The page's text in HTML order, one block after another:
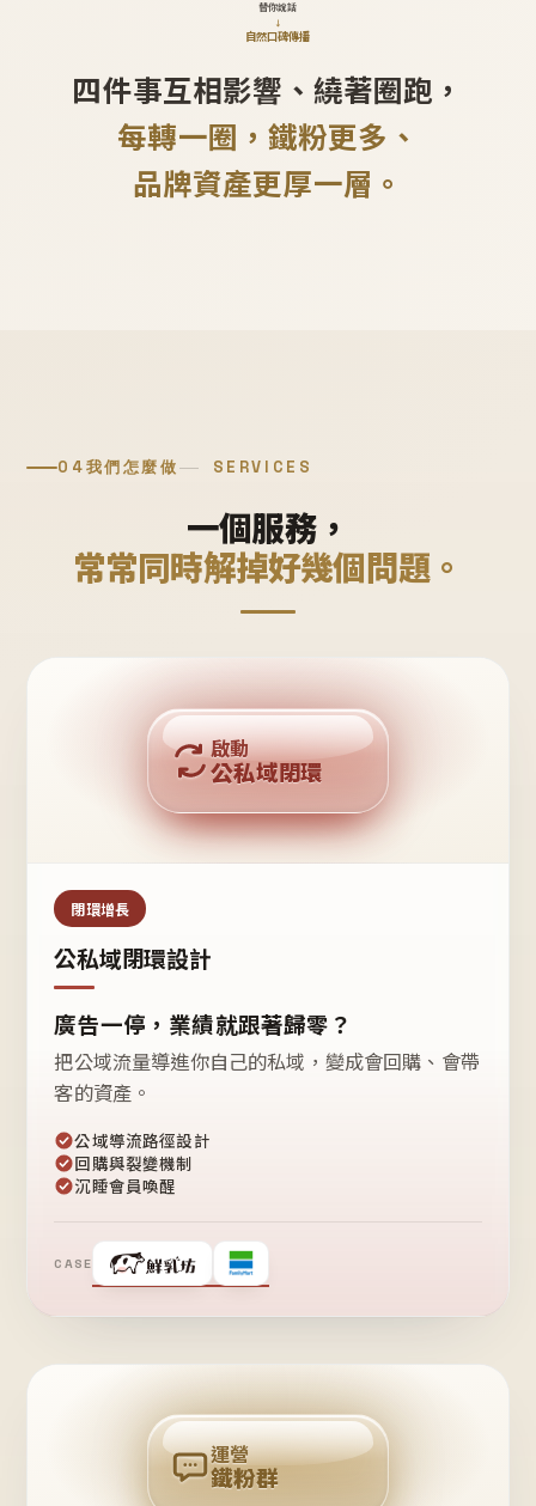
替你說話
↓
自然口碑傳播
四件事互相影響、繞著圈跑，
每轉一圈，鐵粉更多、
品牌資產更厚一層。
04我們怎麼做 SERVICES
一個服務，
常常同時解掉好幾個問題。
公域流量
私域鐵粉
回購複利
啟動
公私域閉環
閉環增長
公私域閉環設計
廣告一停，業績就跟著歸零？
把公域流量導進你自己的私域，變成會回購、會帶
客的資產。
公域導流路徑設計
回購與裂變機制
沉睡會員喚醒
CASE
❤
粉
回
購
運營
鐵粉群